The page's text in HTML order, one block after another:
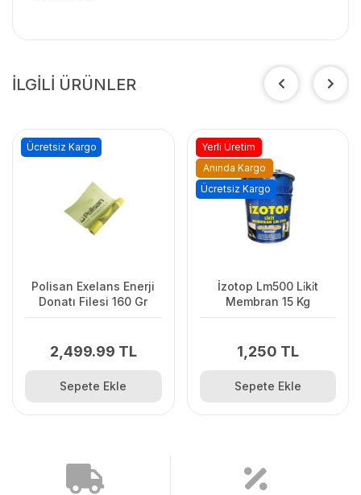
İLGİLİ ÜRÜNLER
Polisan Exelans Enerji
Donatı Filesi 160 Gr
2,499.99 TL
Ücretsiz Kargo
Sepete Ekle
İzotop Lm500 Li̇ki̇t
Membran 15 Kg
1,250 TL
Yerli Üretim
Anında Kargo
Ücretsiz Kargo
Sepete Ekle